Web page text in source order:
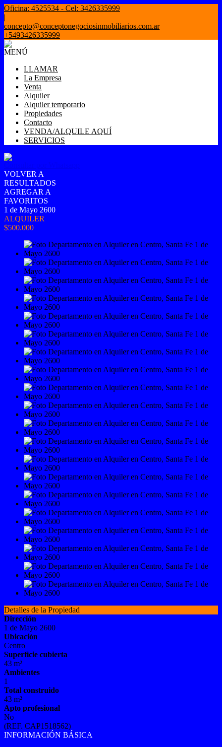
Oficina: 4525534 - Cel: 3426335999
|
concepto@conceptonegociosinmobiliarios.com.ar
+5493426335999
MENÚ
LLAMAR
La Empresa
Venta
Alquiler
Alquiler temporario
Propiedades
Contacto
VENDA/ALQUILE AQUÍ
SERVICIOS
VOLVER A
RESULTADOS
AGREGAR A
FAVORITOS
1 de Mayo 2600
ALQUILER
$500.000
Detalles de la Propiedad
Dirección
1 de Mayo 2600
Ubicación
Centro
Superficie cubierta
43 m²
Ambientes
1
Total construido
43 m²
Apto profesional
No
(REF. CAP1518562)
INFORMACIÓN BÁSICA